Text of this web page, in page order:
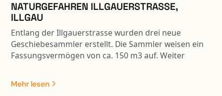
NATURGEFAHREN ILLGAUERSTRASSE,
ILLGAU
Entlang der Illgauerstrasse wurden drei neue
Geschiebesammler erstellt. Die Sammler weisen ein
Fassungsvermögen von ca. 150 m3 auf. Weiter
Gesamtlänge von ca. 190 m erstellt. Die Arbeiten
erfolgten unter Verkehr.
Mehr lesen